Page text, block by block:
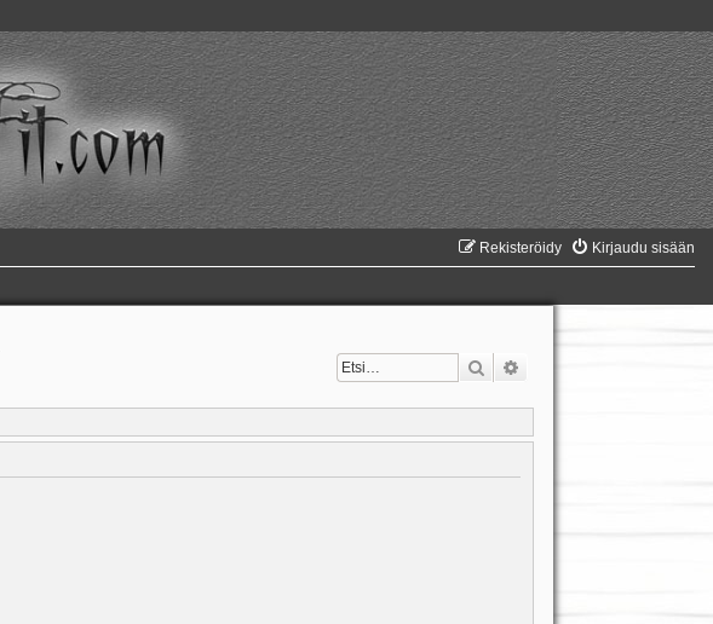
Kirjaudu sisään
Rekisteröidy
Etsi